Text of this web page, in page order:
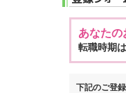
あなたの
転職時期
下記のご登